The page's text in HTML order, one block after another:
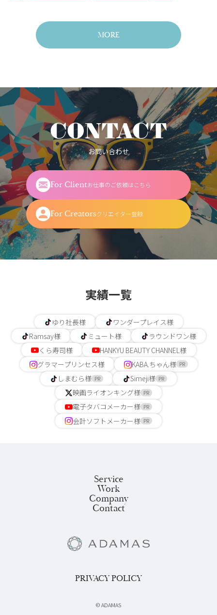
MORE
CONTACT
お問い合わせ
For Clientお仕事のご依頼はこちら
For Creatorsクリエイター登録
実績一覧
ゆり社長様
ワンダープレイス様
Ramsay様
ミュート様
ラウンドワン様
くら寿司様
HANKYU BEAUTY CHANNEL様
グラマープリンセス様
KABA.ちゃん様 PR
しまむら様 PR Simeji様 PR
映画ライオンキング様 PR
電子タバコメーカー様 PR
会計ソフトメーカー様 PR
Service
Work
Company
Contact
PRIVACY POLICY
©︎ ADAMAS